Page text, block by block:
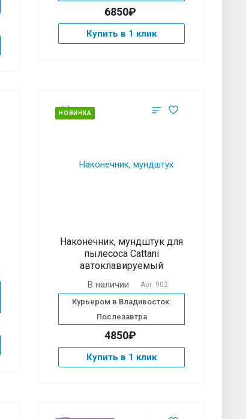
6850₽
Купить в 1 клик
НОВИНКА
Наконечник, мундштук для
пылесоса Cattani
автоклавируемый
В наличии Арт. 902
Курьером в Владивосток:
Послезавтра
4850₽
Купить в 1 клик